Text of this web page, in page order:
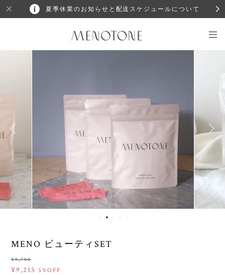
夏季休業のお知らせと配送スケジュールについて
MENO ビューティSET
¥9,700
¥9,215 5%OFF